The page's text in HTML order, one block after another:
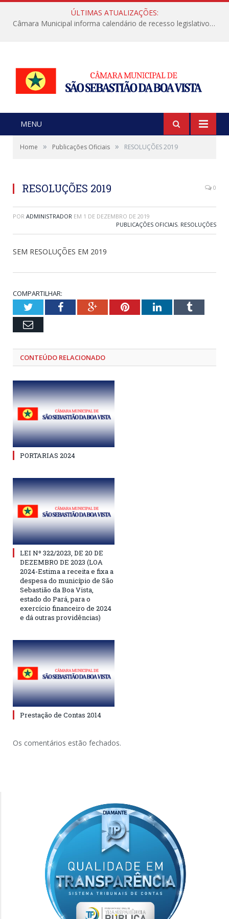
ÚLTIMAS ATUALIZAÇÕES:
Câmara Municipal informa calendário de recesso legislativo de julho
MENU
Home » Publicações Oficiais » RESOLUÇÕES 2019
RESOLUÇÕES 2019 0
POR ADMINISTRADOR EM 1 DE DEZEMBRO DE 2019
PUBLICAÇÕES OFICIAIS, RESOLUÇÕES
SEM RESOLUÇÕES EM 2019
COMPARTILHAR:
TwitterFacebookGoogle+PinterestLinkedInTumblr
Email
CONTEÚDO RELACIONADO
PORTARIAS 2024
LEI Nº 322/2023, DE 20 DE
DEZEMBRO DE 2023 (LOA
2024-Estima a receita e fixa a
despesa do município de São
Sebastião da Boa Vista,
estado do Pará, para o
exercício financeiro de 2024
e dá outras providências)
Prestação de Contas 2014
Os comentários estão fechados.